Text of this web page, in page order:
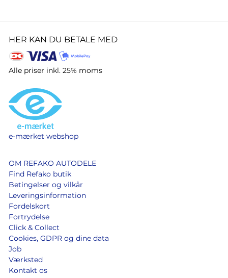
HER KAN DU BETALE MED
Alle priser inkl. 25% moms
e-mærket webshop
OM REFAKO AUTODELE
Find Refako butik
Betingelser og vilkår
Leveringsinformation
Fordelskort
Fortrydelse
Click & Collect
Cookies, GDPR og dine data
Job
Værksted
Kontakt os